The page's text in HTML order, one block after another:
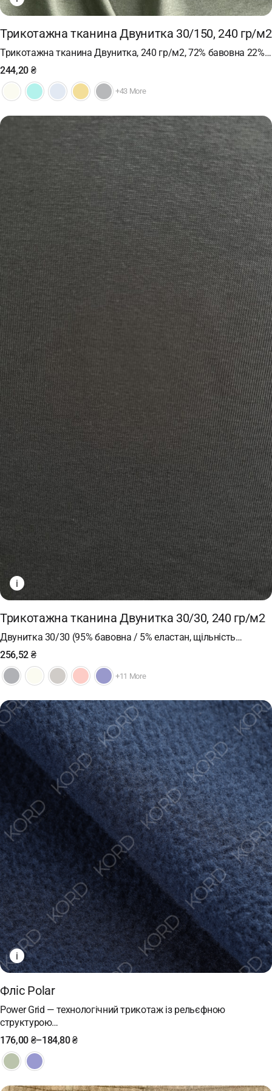
Трикотажна тканина Двунитка 30/150, 240 гр/м2
Трикотажна тканина Двунитка, 240 гр/м2, 72% бавовна 22%…
244,20 ₴
+43 More
i
Трикотажна тканина Двунитка 30/30, 240 гр/м2
Двунитка 30/30 (95% бавовна / 5% еластан, щільність…
256,52 ₴
+11 More
i
Фліс Polar
Power Grid — технологічний трикотаж із рельєфною
структурою…
176,00 ₴–184,80₴
Price
range:
176,00 ₴
through